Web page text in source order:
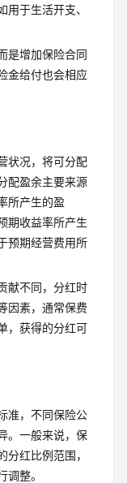
于生活开支、
是增加保险合同
金给付也会相应
状况，将可分配
配盈余主要来源
所产生的盈
期收益率所产生
预期经营费用所
献不同，分红时
因素，通常保费
，获得的分红可
准，不同保险公
。一般来说，保
红比例范围，
整。